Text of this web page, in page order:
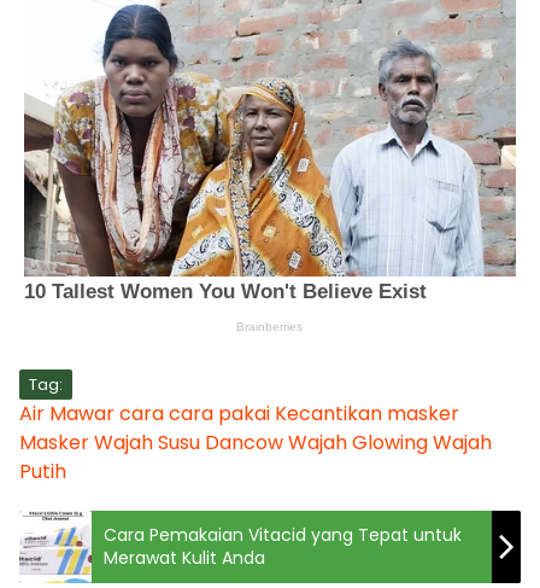
Tag:
Air Mawarcaracara pakai Kecantikan masker
Masker WajahSusu DancowWajah GlowingWajah
Putih
Cara Pemakaian Vitacid yang Tepat untuk
Merawat Kulit Anda